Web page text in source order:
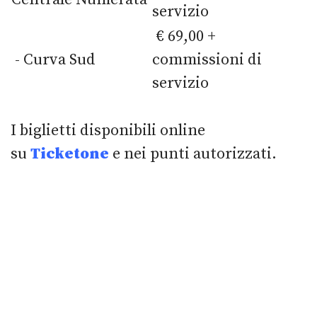
servizio
- Curva Sud
€ 69,00 +
commissioni di
servizio
I biglietti disponibili online
su Ticketone e nei punti autorizzati.